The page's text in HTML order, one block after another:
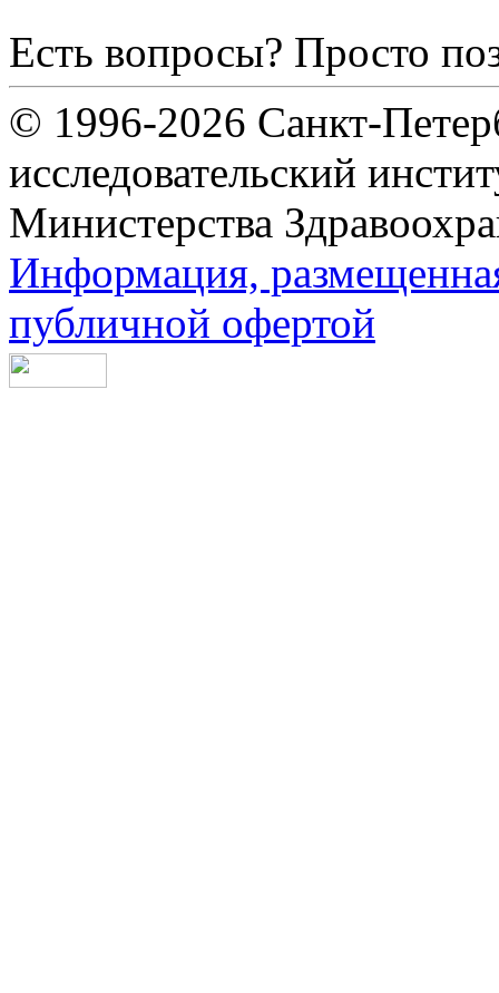
Есть вопросы? Просто
© 1996-2026 Санкт-
исследовательский
Министерства
Информация,
публичной офертой